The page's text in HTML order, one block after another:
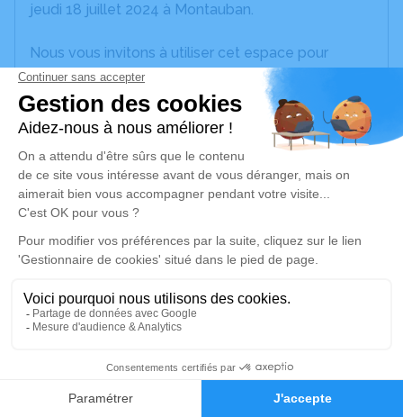
Faire-part Hommages
jeudi 18 juillet 2024 à Montauban.
Nous vous invitons à utiliser cet espace pour
laisser vos condoléances, partager des photos
souvenirs, une anecdote ou exprimer vos pensées
à travers des poèmes ou des textes. Cet endroit
est un lieu d'expression dédié à honorer la
mémoire d’Annie LEJEUNE.
Cérémonie religieuse
mercredi 24 juillet 2024 à 10h30
Église Montaigu-de-Quercy-Soussis de
Montaigu-de-Quercy
82150 Montaigu-de-Quercy